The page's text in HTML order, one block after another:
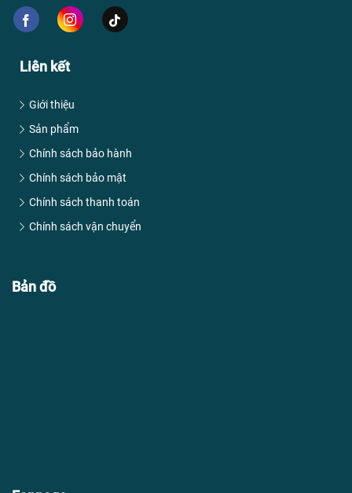
Liên kết
Giới thiệu
Sản phẩm
Chính sách bảo hành
Chính sách bảo mật
Chính sách thanh toán
Chính sách vận chuyển
Bản đồ